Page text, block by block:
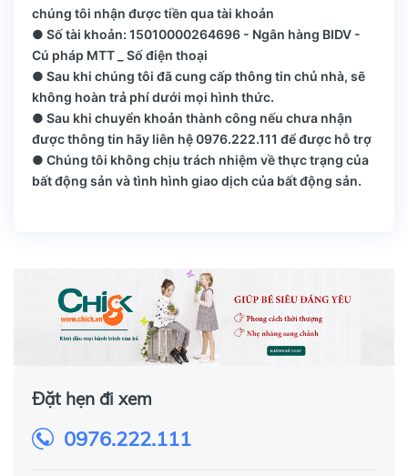
chúng tôi nhận được tiền qua tài khoản
● Số tài khoản: 15010000264696 - Ngân hàng BIDV -
Cú pháp MTT _ Số điện thoại
● Sau khi chúng tôi đã cung cấp thông tin chủ nhà, sẽ
không hoàn trả phí dưới mọi hình thức.
● Sau khi chuyển khoản thành công nếu chưa nhận
được thông tin hãy liên hệ 0976.222.111 để được hỗ trợ
● Chúng tôi không chịu trách nhiệm về thực trạng của
bất động sản và tình hình giao dịch của bất động sản.
Đặt hẹn đi xem
0976.222.111